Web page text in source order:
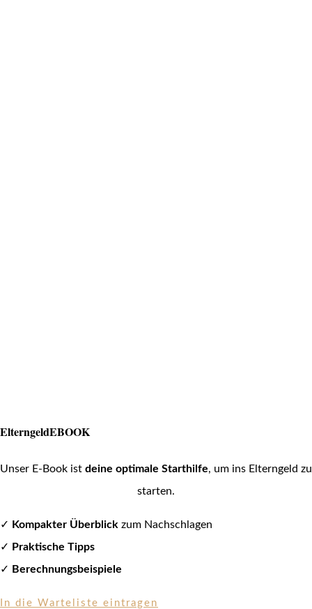
ElterngeldEBOOK
Unser E-Book ist deine optimale Starthilfe, um ins Elterngeld zu
starten.
✓ Kompakter Überblick zum Nachschlagen
✓ Praktische Tipps
✓ Berechnungsbeispiele
In die Warteliste eintragen